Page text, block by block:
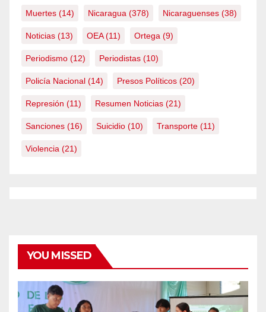
Muertes (14) Nicaragua (378) Nicaraguenses (38)
Noticias (13) OEA(11) Ortega (9)
Periodismo (12) Periodistas (10)
Policía Nacional (14) Presos Políticos (20)
Represión (11) Resumen Noticias (21)
Sanciones (16) Suicidio (10) Transporte (11)
Violencia (21)
YOU MISSED